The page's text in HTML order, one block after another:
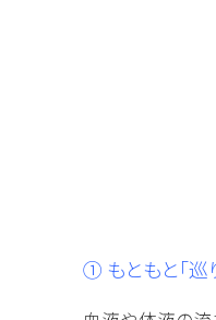
① もともと「巡